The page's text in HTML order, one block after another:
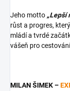
Jeho motto „Lepší
růst a progres,
mládí a tvrdé
vášeň pro
MILAN ŠIMEK –